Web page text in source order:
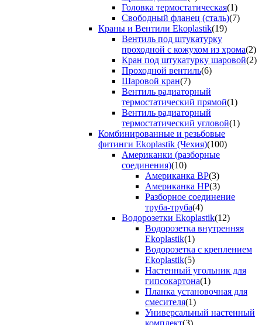
Головка термостатическая(1)
Свободный фланец (сталь)(7)
Краны и Вентили Ekoplastik(19)
Вентиль под штукатурку
проходной с кожухом из хрома(2)
Кран под штукатурку шаровой(2)
Проходной вентиль(6)
Шаровой кран(7)
Вентиль радиаторный
термостатический прямой(1)
Вентиль радиаторный
термостатический угловой(1)
Комбинированные и резьбовые
фитинги Ekoplastik (Чехия)(100)
Американки (разборные
соединения)(10)
Американка ВР(3)
Американка НР(3)
Разборное соединение
труба-труба(4)
Водорозетки Ekoplastik(12)
Водорозетка внутренняя
Ekoplastik(1)
Водорозетка с креплением
Ekoplastik(5)
Настенный угольник для
гипсокартона(1)
Планка установочная для
смесителя(1)
Универсальный настенный
комплект(3)